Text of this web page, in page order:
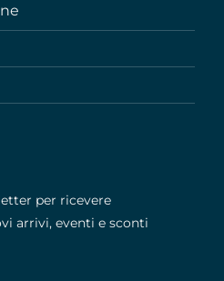
per ricevere
arrivi, eventi e sconti